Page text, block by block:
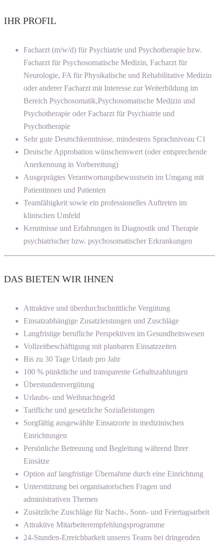
IHR PROFIL
Facharzt (m/w/d) für Psychiatrie und Psychotherapie bzw.
Facharzt für Psychosomatische Medizin, Facharzt für
Neurologie, FA für Physikalische und Rehabilitative Medizin
oder anderer Facharzt mit Interesse zur Weiterbildung im
Bereich Psychosomatik,Psychosomatische Medizin und
Psychotherapie oder Facharzt für Psychiatrie und
Psychotherapie
Sehr gute Deutschkenntnisse, mindestens Sprachniveau C1
Deutsche Approbation wünschenswert (oder entsprechende
Anerkennung in Vorbereitung)
Ausgeprägtes Verantwortungsbewusstsein im Umgang mit
Patientinnen und Patienten
Teamfähigkeit sowie ein professionelles Auftreten im
klinischen Umfeld
Kenntnisse und Erfahrungen in Diagnostik und Therapie
psychiatrischer bzw. psychosomatischer Erkrankungen
DAS BIETEN WIR IHNEN
Attraktive und überdurchschnittliche Vergütung
Einsatzabhängige Zusatzleistungen und Zuschläge
Langfristige berufliche Perspektiven im Gesundheitswesen
Vollzeitbeschäftigung mit planbaren Einsatzzeiten
Bis zu 30 Tage Urlaub pro Jahr
100 % pünktliche und transparente Gehaltszahlungen
Überstundenvergütung
Urlaubs- und Weihnachtsgeld
Tarifliche und gesetzliche Sozialleistungen
Sorgfältig ausgewählte Einsatzorte in medizinischen
Einrichtungen
Persönliche Betreuung und Begleitung während Ihrer
Einsätze
Option auf langfristige Übernahme durch eine Einrichtung
Unterstützung bei organisatorischen Fragen und
administrativen Themen
Zusätzliche Zuschläge für Nacht-, Sonn- und Feiertagsarbeit
Attraktive Mitarbeiterempfehlungsprogramme
24-Stunden-Erreichbarkeit unseres Teams bei dringenden